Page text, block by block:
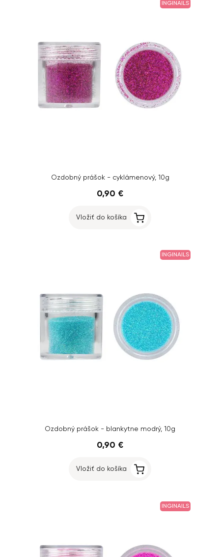
INGINAILS
Ozdobný prášok - cyklámenový, 10g
0,90 €
Vložiť do košíka
INGINAILS
Ozdobný prášok - blankytne modrý, 10g
0,90 €
Vložiť do košíka
INGINAILS